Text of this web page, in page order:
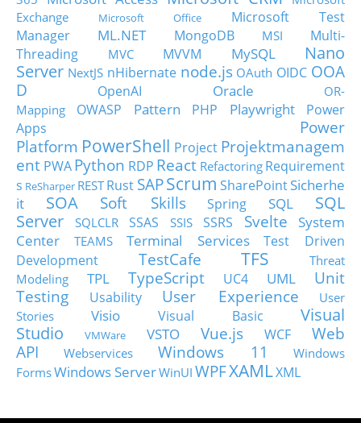
Exchange
Microsoft Office
Microsoft Test
Manager
ML.NET MongoDB MSI
Multi-
Threading
MVC MVVM MySQL
Nano
Server NextJS nHibernate node.js OAuth OIDC OOA
D
OpenAI Oracle
OR-
Mapping
OWASP Pattern PHP Playwright
Power
Apps
Power
Platform PowerShell Project Projektmanagem
ent PWA Python RDP React Refactoring Requirement
s ReSharper RESTRust SAPScrum SharePointSicherhe
it
SOA Soft Skills Spring SQL
SQL
Server
SQLCLR SSAS SSIS SSRS Svelte
System
Center
TEAMS Terminal Services
Test Driven
Development
TestCafe TFS
Threat
Modeling
TPL TypeScript UC4 UML
Unit
Testing
Usability User Experience
User
Stories
Visio Visual Basic
Visual
Studio
VMWare VSTO Vue.js WCF
Web
API
Webservices Windows 11
Windows
FormsWindows ServerWinUI WPFXAMLXML